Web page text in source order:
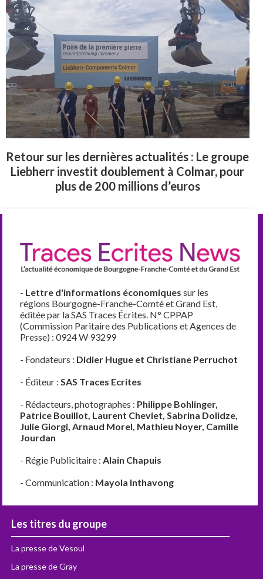
Retour sur les dernières actualités : Le groupe
Liebherr investit doublement à Colmar, pour
plus de 200 millions d’euros
- Lettre d'informations économiques sur les
régions Bourgogne-Franche-Comté et Grand Est,
éditée par la SAS Traces Écrites. N° CPPAP
(Commission Paritaire des Publications et Agences de
Presse) : 0924 W 93299
- Fondateurs : Didier Hugue et Christiane Perruchot
- Éditeur : SAS Traces Ecrites
- Rédacteurs, photographes : Philippe Bohlinger,
Patrice Bouillot, Laurent Cheviet, Sabrina Dolidze,
Julie Giorgi, Arnaud Morel, Mathieu Noyer, Camille
Jourdan
- Régie Publicitaire : Alain Chapuis
- Communication : Mayola Inthavong
Les titres du groupe
La presse de Vesoul
La presse de Gray